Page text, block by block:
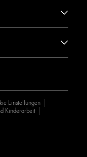
Einstellungen
Kinderarbeit